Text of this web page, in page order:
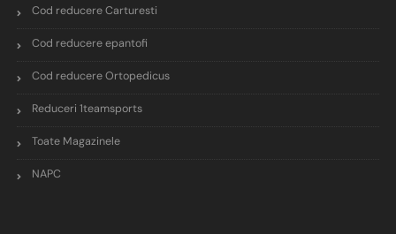
Cod reducere Carturesti
Cod reducere epantofi
Cod reducere Ortopedicus
Reduceri 1teamsports
Toate Magazinele
NAPC